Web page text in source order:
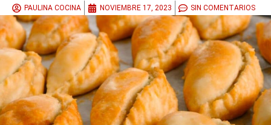
PAULINA COCINA NOVIEMBRE 17, 2023 SIN COMENTARIOS